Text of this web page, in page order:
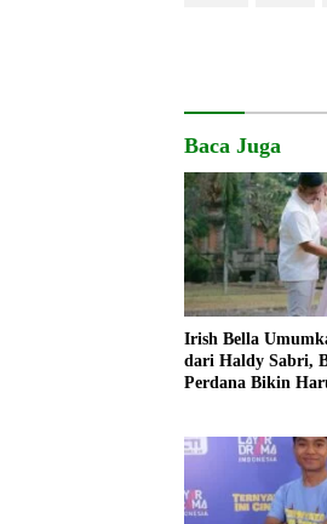
Baca Juga
Irish Bella
dari Haldy Sabri,
Perdana Bikin